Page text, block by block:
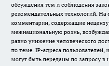
обсуждения тем и соблюдения
рекомендательных технологий. На
комментарии, содержащие
межнациональную рознь,
равно унижение человеческого
по теме. IP-адреса
могут быть переданы по запросу